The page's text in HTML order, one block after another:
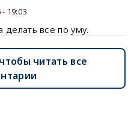
19:03
делать все по уму.
читать все